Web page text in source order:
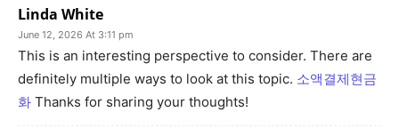
Linda White
June 12, 2026 At 3:11 pm
This is an interesting perspective to consider. There are
definitely multiple ways to look at this topic. 소액결제현금
화 Thanks for sharing your thoughts!